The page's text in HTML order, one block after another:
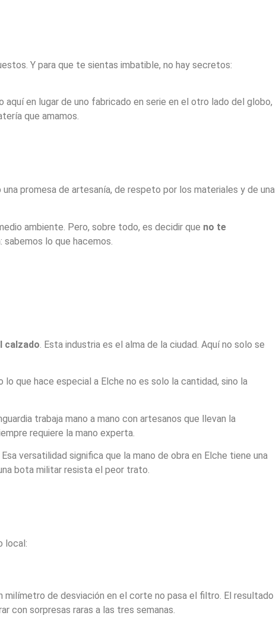
Y para que te sientas imbatible, no hay secretos:
en lugar de uno fabricado en serie en el otro lado del globo,
que amamos.
promesa de artesanía, de respeto por los materiales y de una
ambiente. Pero, sobre todo, es decidir que no te
sabemos lo que hacemos.
calzado. Esta industria es el alma de la ciudad. Aquí no solo se
que hace especial a Elche no es solo la cantidad, sino la
trabaja mano a mano con artesanos que llevan la
requiere la mano experta.
versatilidad significa que la mano de obra en Elche tiene una
bota militar resista el peor trato.
local:
de desviación en el corte no pasa el filtro. El resultado
con sorpresas raras a las tres semanas.